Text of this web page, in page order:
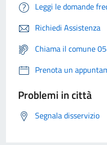
Leggi le domande
Richiedi Assistenza
Chiama il comune
Prenota un
Problemi in città
Segnala disservizio